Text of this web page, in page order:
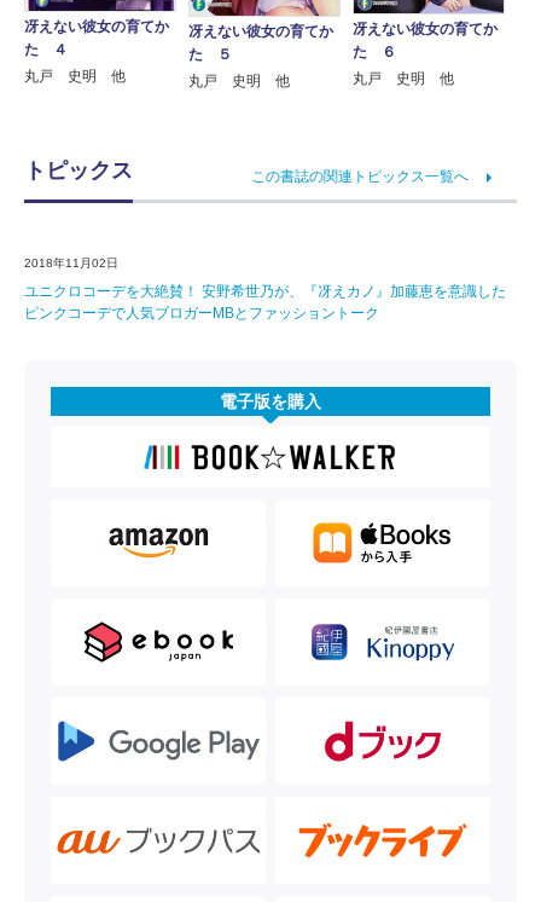
冴えない彼女の育てか
た ４
丸戸 史明 他
冴えない彼女の育てか
た ５
丸戸 史明 他
冴えない彼女の育てか
た ６
丸戸 史明 他
トピックス この書誌の関連トピックス一覧へ
2018年11月02日
ユニクロコーデを大絶賛！ 安野希世乃が、『冴えカノ』加藤恵を意識した
ピンクコーデで人気ブロガーMBとファッショントーク
電子版を購入